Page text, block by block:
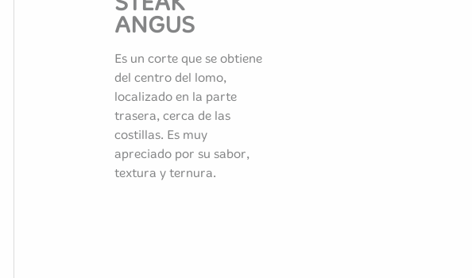
ANGUS
Es un corte que se obtiene
del centro del lomo,
localizado en la parte
trasera, cerca de las
costillas. Es muy
apreciado por su sabor,
textura y ternura.